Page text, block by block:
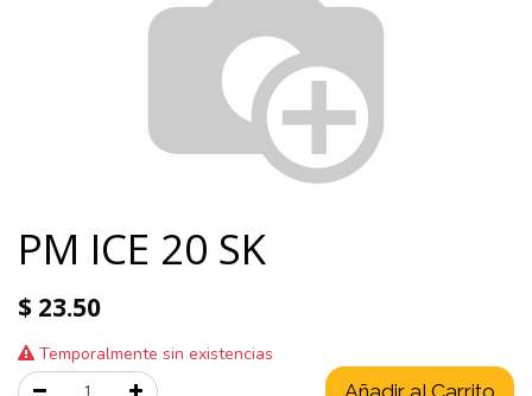
PM ICE 20 SK
$ 23.50
Temporalmente sin existencias
Añadir al Carrito